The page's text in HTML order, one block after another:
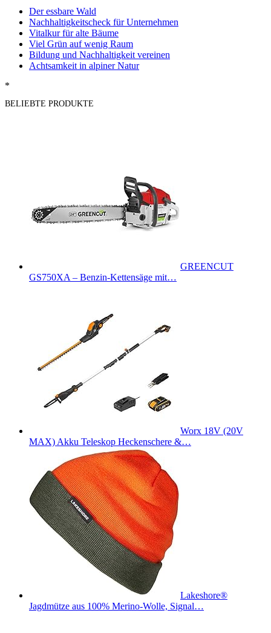
Der essbare Wald
Nachhaltigkeitscheck für Unternehmen
Vitalkur für alte Bäume
Viel Grün auf wenig Raum
Bildung und Nachhaltigkeit vereinen
Achtsamkeit in alpiner Natur
*
BELIEBTE PRODUKTE
GREENCUT
GS750XA – Benzin-Kettensäge mit…
Worx 18V (20V
MAX) Akku Teleskop Heckenschere &…
Lakeshore®
Jagdmütze aus 100% Merino-Wolle, Signal…